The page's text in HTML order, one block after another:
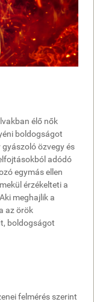
élő nők
boldogságot
özvegy és
adódó
egymás ellen
érzékelteti a
meghajlik a
az örök
boldogságot
felmérés szerint